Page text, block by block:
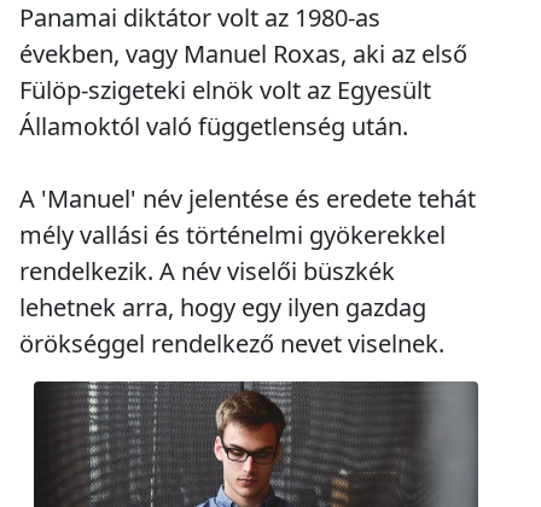
Panamai diktátor volt az 1980-as
években, vagy Manuel Roxas, aki az első
Fülöp-szigeteki elnök volt az Egyesült
Államoktól való függetlenség után.
A 'Manuel' név jelentése és eredete tehát
mély vallási és történelmi gyökerekkel
rendelkezik. A név viselői büszkék
lehetnek arra, hogy egy ilyen gazdag
örökséggel rendelkező nevet viselnek.